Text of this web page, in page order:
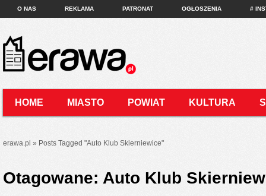
O NAS REKLAMA PATRONAT OGŁOSZENIA #
HOME MIASTO POWIAT KULTURA
erawa.pl » Posts Tagged "Auto Klub Skierniewice"
Otagowane: Auto Klub